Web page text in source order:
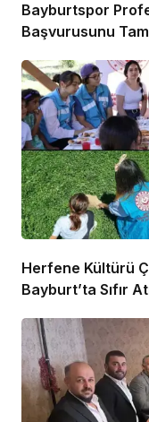
Bayburtspor
Başvurusunu
Herfene Kültürü
Bayburt’ta Sıfır